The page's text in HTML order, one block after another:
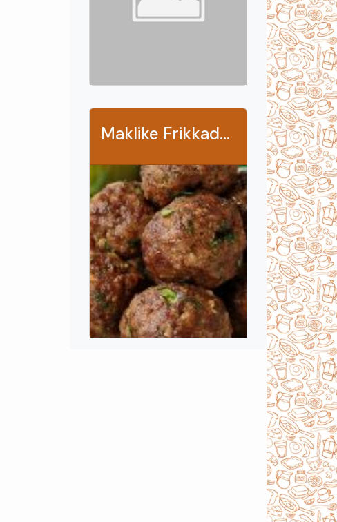
Maklike Frikkadelle (meatballs)